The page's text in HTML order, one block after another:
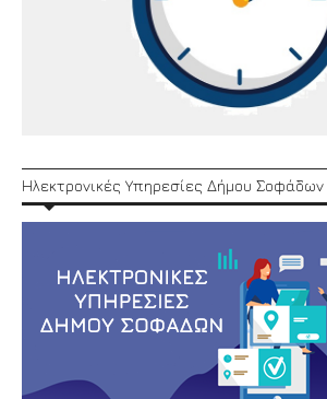
Ηλεκτρονικές Υπηρεσίες Δήμου Σοφάδων